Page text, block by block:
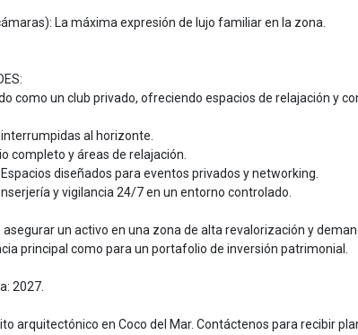
La máxima expresión de lujo familiar en la zona.
como un club privado, ofreciendo espacios de relajación y
al horizonte.
completo y áreas de relajación.
diseñados para eventos privados y networking.
y vigilancia 24/7 en un entorno controlado.
asegurar un activo en una zona de alta revalorización y
principal como para un portafolio de inversión patrimonial.
2027.
arquitectónico en Coco del Mar. Contáctenos para recibir